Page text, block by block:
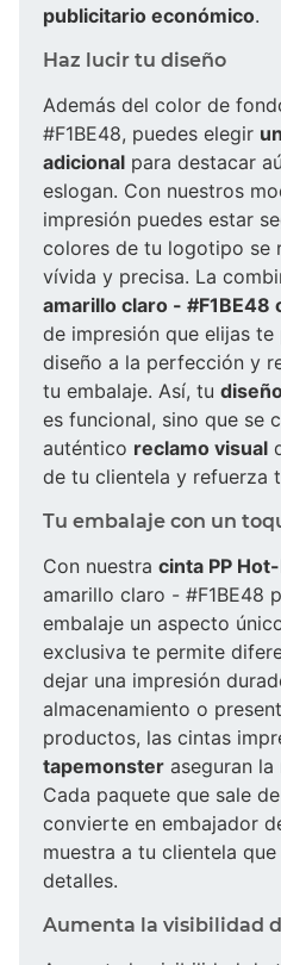
publicitario económico.
Haz lucir tu diseño
Además del color de
#F1BE48, puedes elegir
adicional para destacar
eslogan. Con nuestros
impresión puedes estar
colores de tu logotipo se
vívida y precisa. La
amarillo claro - #F1BE48
de impresión que elijas
diseño a la perfección y
tu embalaje. Así, tu
es funcional, sino que se
auténtico reclamo visual
de tu clientela y refuerza
Tu embalaje con un
Con nuestra cinta PP
amarillo claro - #F1BE48
embalaje un aspecto
exclusiva te permite
dejar una impresión
almacenamiento o
productos, las cintas
tapemonster aseguran la
Cada paquete que sale
convierte en embajador
muestra a tu clientela
detalles.
Aumenta la visibilidad